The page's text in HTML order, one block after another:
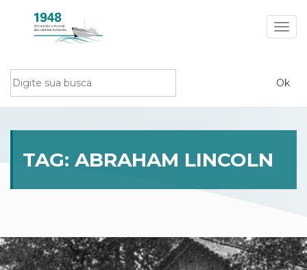
TAG: ABRAHAM LINCOLN